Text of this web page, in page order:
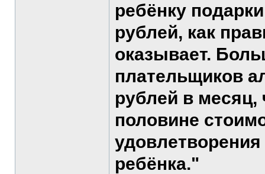
ребёнку
рублей, как
оказывает.
плательщиков
рублей в месяц,
половине
ребёнка."